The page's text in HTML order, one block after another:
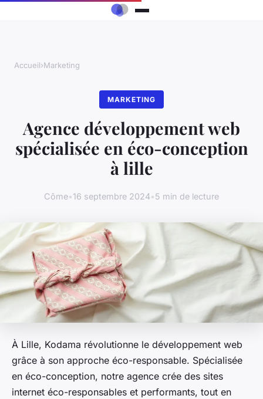
Accueil›Marketing
MARKETING
Agence développement web
spécialisée en éco-conception
à lille
Côme•16 septembre 2024•5 min de lecture
À Lille, Kodama révolutionne le développement web
grâce à son approche éco-responsable. Spécialisée
en éco-conception, notre agence crée des sites
internet éco-responsables et performants, tout en